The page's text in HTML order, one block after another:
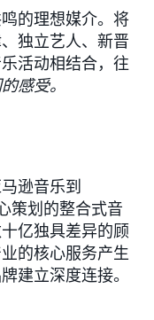
的理想媒介。将
独立艺人、新晋
活动相结合，往
感受。
逊音乐到
策划的整合式音
亿独具差异的顾
的核心服务产生
建立深度连接。